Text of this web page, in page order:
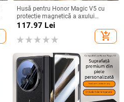
Husă pentru Honor Magic V5 cu
protecție magnetică a axului
central, acoperire completă a
electroplacare, protecție anti-cădere
117.97 Lei
add_shopping_cart